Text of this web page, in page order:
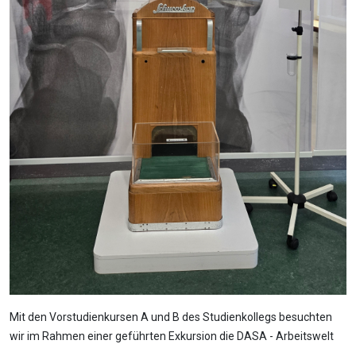
Mit den Vorstudienkursen A und B des Studienkollegs besuchten
wir im Rahmen einer geführten Exkursion die DASA - Arbeitswelt